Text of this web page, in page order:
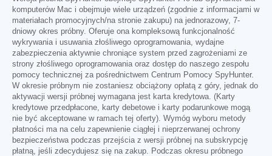
komputerów Mac i obejmuje wiele urządzeń (zgodnie z informacjami w
materiałach promocyjnych/na stronie zakupu) na jednorazowy, 7-
dniowy okres próbny. Oferuje ona kompleksową funkcjonalność
wykrywania i usuwania złośliwego oprogramowania, wydajne
zabezpieczenia aktywnie chroniące system przed zagrożeniami ze
strony złośliwego oprogramowania oraz dostęp do naszego zespołu
pomocy technicznej za pośrednictwem Centrum Pomocy SpyHunter.
W okresie próbnym nie zostaniesz obciążony opłatą z góry, jednak do
aktywacji wersji próbnej wymagana jest karta kredytowa. (Karty
kredytowe przedpłacone, karty debetowe i karty podarunkowe mogą
nie być akceptowane w ramach tej oferty). Wymóg wyboru metody
płatności ma na celu zapewnienie ciągłej i nieprzerwanej ochrony
bezpieczeństwa podczas przejścia z wersji próbnej na subskrypcję
płatną, jeśli zdecydujesz się na zakup. Podczas okresu próbnego